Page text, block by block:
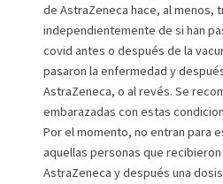
de AstraZeneca hace, al menos,
independientemente de si han
covid antes o después de la
pasaron la enfermedad y
AstraZeneca, o al revés. Se
embarazadas con estas
Por el momento, no entran para
aquellas personas que
AstraZeneca y después una